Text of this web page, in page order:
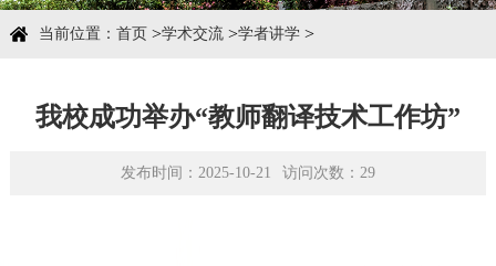
学术交流
当前位置： 首页>学术交流>学者讲学>
我校成功举办“教师翻译技术工作坊”
发布时间：2025-10-21 访问次数： 29